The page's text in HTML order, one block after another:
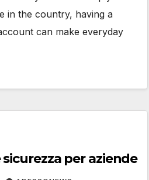
in the country, having a
can make everyday
per aziende